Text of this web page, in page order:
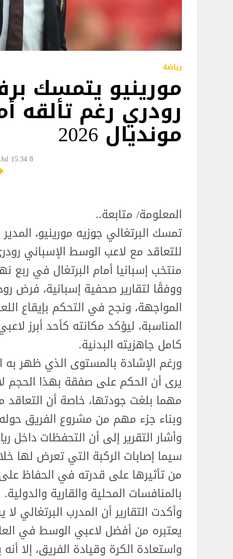
رياضة
مورينيو يتمسك
رودري رغم تألقه
مونديال 2026
8 Jul 15:34
المعلومة/ متابعة..
تمسك البرتغالي جوزيه مورينيو،
للتعاقد مع لاعب الوسط الإسباني
منتخب إسبانيا أمام البرتغال في ربع
ووفقًا لتقارير صحفية إسبانية،
المواجهة، ونجح في التحكم بإيقاع
المناسبة، ليؤكد مكانته كأحد أبرز
كامل جاهزيته البدنية.
ورغم الإشادة بالمستوى الذي ظهر به
يرى أن الحكم على صفقة بهذا الحجم
مهما بلغت جودتها، خاصة أن التعاقد
وبناء جزء مهم من مشروع الفريق
وأشار التقرير إلى أن التحفظات داخل
سيما إصابات الركبة التي تعرض لها
من تأثيرها على قدرته في الحفاظ
بالمنافسات المحلية والقارية والدولية.
وأكدت التقارير أن المدرب البرتغالي
يعتبره من أفضل لاعبي الوسط في
واستعادة الكرة وقيادة الفريق، إلا